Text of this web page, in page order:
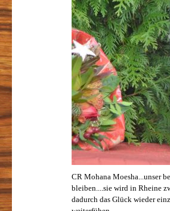
CR Mohana Moesha...unser
bleiben....sie wird in Rheine
dadurch das Glück wieder